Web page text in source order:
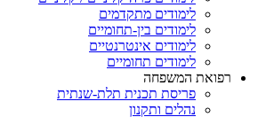
לימודים מתקדמים
לימודים בין-תחומיים
לימודים אינטרנטיים
לימודים תחומיים
רפואת המשפחה
פריסת תכנית תלת-שנתית
נהלים ותקנון